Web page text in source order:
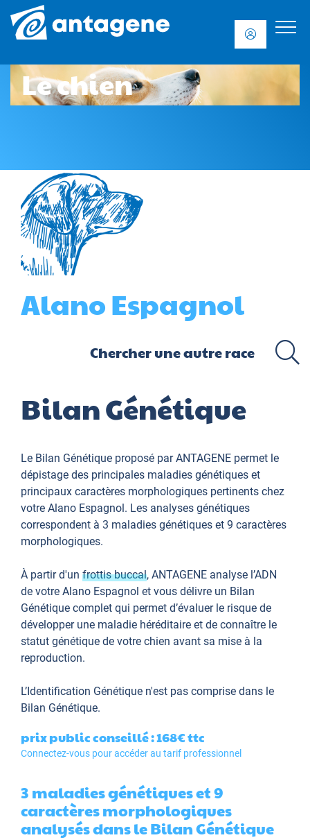
Le chien
Alano Espagnol
Bilan Génétique
Le Bilan Génétique proposé par ANTAGENE permet le
dépistage des principales maladies génétiques et
principaux caractères morphologiques pertinents chez
votre Alano Espagnol. Les analyses génétiques
correspondent à 3 maladies génétiques et 9 caractères
morphologiques.
À partir d'un frottis buccal, ANTAGENE analyse l’ADN
de votre Alano Espagnol et vous délivre un Bilan
Génétique complet qui permet d’évaluer le risque de
développer une maladie héréditaire et de connaître le
statut génétique de votre chien avant sa mise à la
reproduction.
L’Identification Génétique n'est pas comprise dans le
Bilan Génétique.
prix public conseillé : 168€ttc
Connectez-vous pour accéder au tarif professionnel
3 maladies génétiques et 9
caractères morphologiques
analysés dans le Bilan Génétique